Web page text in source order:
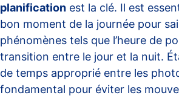
planification est la clé. Il est
bon moment de la journée pour
phénomènes tels que l’heure de
transition entre le jour et la nuit.
de temps approprié entre les
fondamental pour éviter les